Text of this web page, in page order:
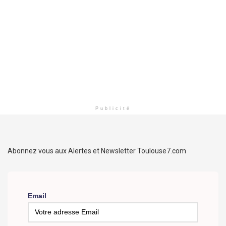
Publicité
Abonnez vous aux Alertes et Newsletter Toulouse7.com
Email